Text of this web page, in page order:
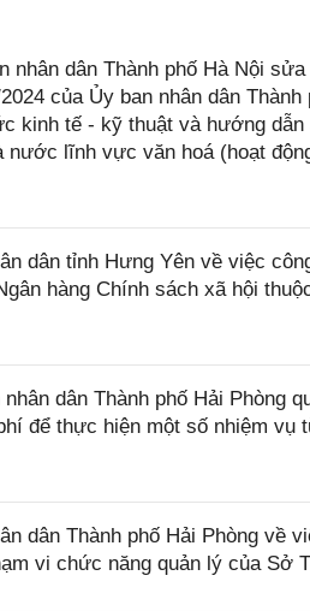
nhân dân Thành phố Hà Nội
của Ủy ban nhân dân
kinh tế - kỹ thuật và hướng
lĩnh vực văn hoá (hoạt
dân tỉnh Hưng Yên về việc
hàng Chính sách xã hội
dân Thành phố Hải Phòng
để thực hiện một số nhiệm vụ
dân Thành phố Hải Phòng về
vi chức năng quản lý của Sở